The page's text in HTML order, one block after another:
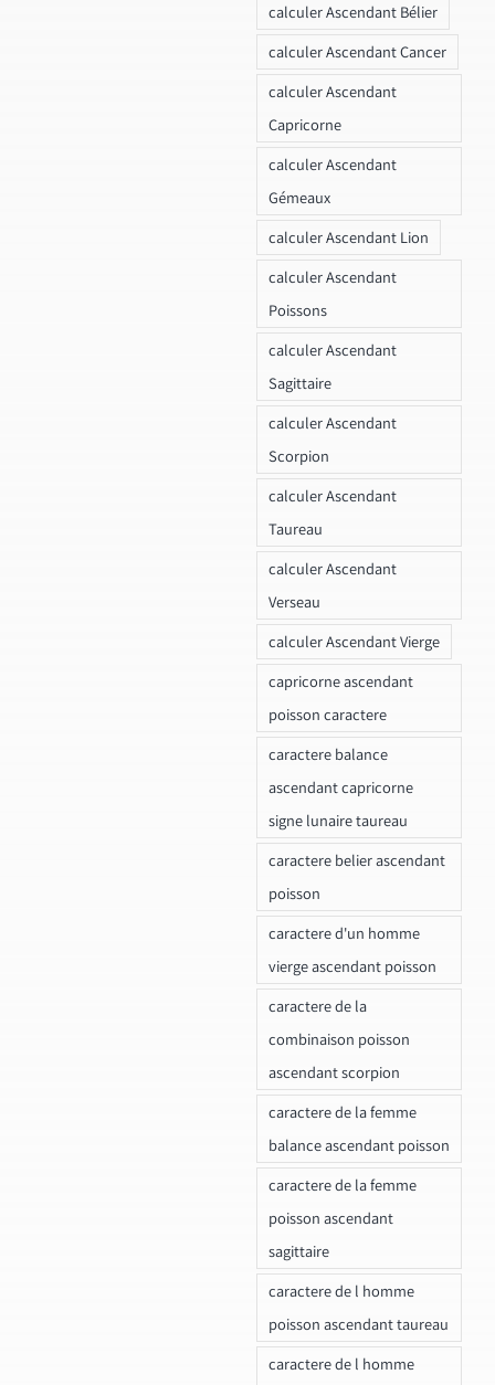
calculer Ascendant Bélier
calculer Ascendant Cancer
calculer Ascendant
Capricorne
calculer Ascendant
Gémeaux
calculer Ascendant Lion
calculer Ascendant
Poissons
calculer Ascendant
Sagittaire
calculer Ascendant
Scorpion
calculer Ascendant
Taureau
calculer Ascendant
Verseau
calculer Ascendant Vierge
capricorne ascendant
poisson caractere
caractere balance
ascendant capricorne
signe lunaire taureau
caractere belier ascendant
poisson
caractere d'un homme
vierge ascendant poisson
caractere de la
combinaison poisson
ascendant scorpion
caractere de la femme
balance ascendant poisson
caractere de la femme
poisson ascendant
sagittaire
caractere de l homme
poisson ascendant taureau
caractere de l homme